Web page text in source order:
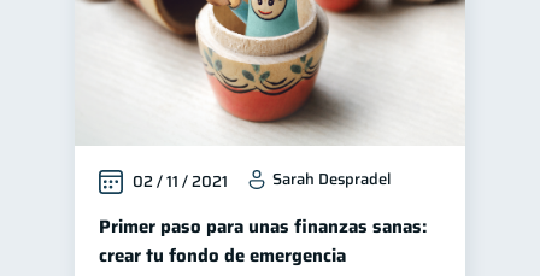
02 / 11 / 2021 Sarah Despradel
Primer paso para unas finanzas sanas:
crear tu fondo de emergencia